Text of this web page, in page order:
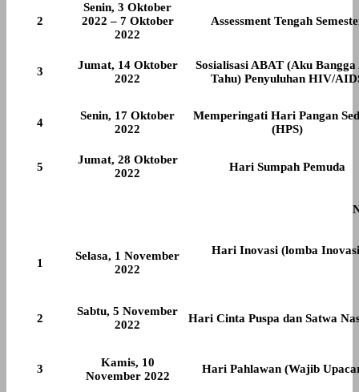
2
Senin, 3 Oktober
2022 – 7 Oktober
2022
Assessment Tengah
3
Jumat, 14 Oktober
2022
Sosialisasi ABAT (Aku Bangga
Tahu) Penyuluhan HIV/
4
Senin, 17 Oktober
2022
Memperingati Hari Pangan
(HPS)
5
Jumat, 28 Oktober
2022
Hari Sumpah Pemuda
1
Selasa, 1 November
2022
Hari Inovasi (lomba
2
Sabtu, 5 November
2022
Hari Cinta Puspa dan Satwa
3
Kamis, 10
November 2022
Hari Pahlawan (Wajib